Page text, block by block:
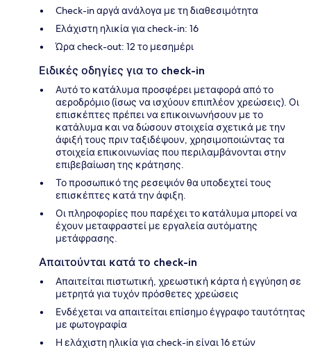
Check-in αργά ανάλογα με τη διαθεσιμότητα
Ελάχιστη ηλικία για check-in: 16
Ώρα check-out: 12 το μεσημέρι
Ειδικές οδηγίες για το check-in
Αυτό το κατάλυμα προσφέρει μεταφορά από το
αεροδρόμιο (ίσως να ισχύουν επιπλέον χρεώσεις). Οι
επισκέπτες πρέπει να επικοινωνήσουν με το
κατάλυμα και να δώσουν στοιχεία σχετικά με την
άφιξή τους πριν ταξιδέψουν, χρησιμοποιώντας τα
στοιχεία επικοινωνίας που περιλαμβάνονται στην
επιβεβαίωση της κράτησης.
Το προσωπικό της ρεσεψιόν θα υποδεχτεί τους
επισκέπτες κατά την άφιξη.
Οι πληροφορίες που παρέχει το κατάλυμα μπορεί να
έχουν μεταφραστεί με εργαλεία αυτόματης
μετάφρασης.
Απαιτούνται κατά το check-in
Απαιτείται πιστωτική, χρεωστική κάρτα ή εγγύηση σε
μετρητά για τυχόν πρόσθετες χρεώσεις
Ενδέχεται να απαιτείται επίσημο έγγραφο ταυτότητας
με φωτογραφία
Η ελάχιστη ηλικία για check-in είναι 16 ετών